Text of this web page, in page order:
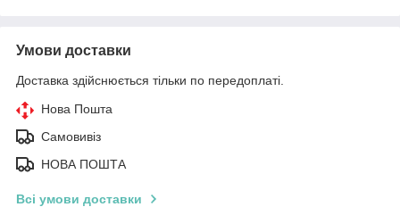
Умови доставки
Доставка здійснюється тільки по передоплаті.
Нова Пошта
Самовивіз
НОВА ПОШТА
Всі умови доставки